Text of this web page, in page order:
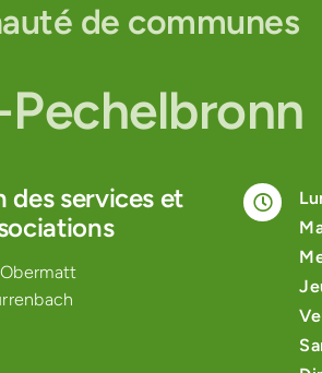
de communes
des services et